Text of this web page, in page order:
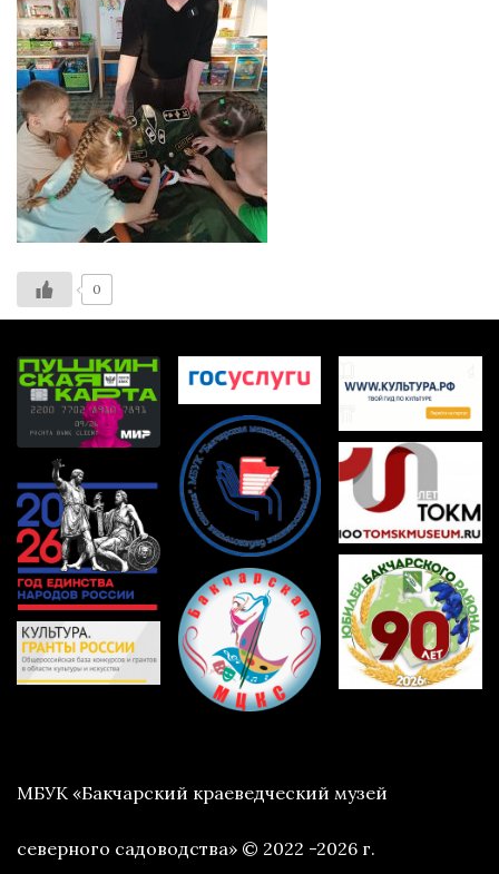
0
МБУК «Бакчарский краеведческий музей
северного садоводства» © 2022 -2026 г.